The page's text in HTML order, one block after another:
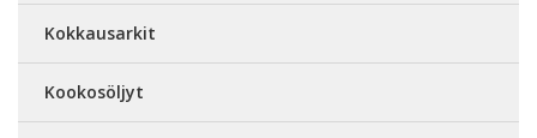
Kokkausarkit
Kookosöljyt